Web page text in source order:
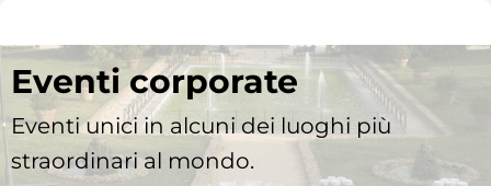
Eventi corporate
Eventi unici in alcuni dei luoghi più
straordinari al mondo.